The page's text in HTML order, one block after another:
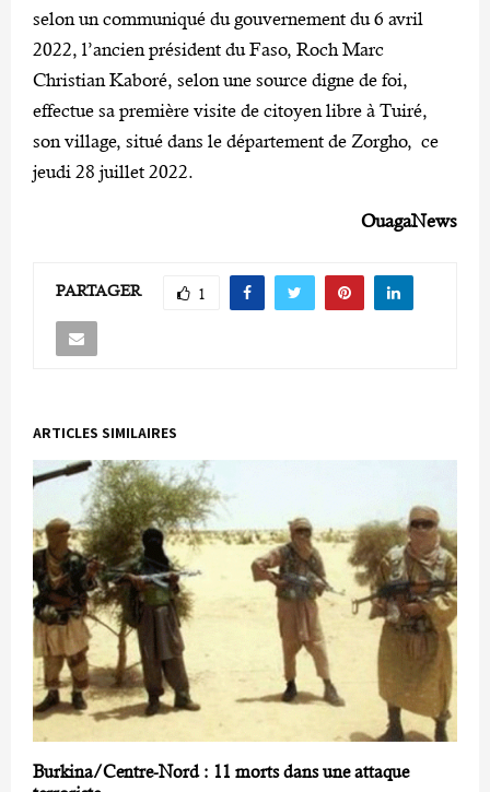
selon un communiqué du gouvernement du 6 avril
2022, l’ancien président du Faso, Roch Marc
Christian Kaboré, selon une source digne de foi,
effectue sa première visite de citoyen libre à Tuiré,
son village, situé dans le département de Zorgho, ce
jeudi 28 juillet 2022.
OuagaNews
PARTAGER 1
ARTICLES SIMILAIRES
Burkina/Centre-Nord : 11 morts dans une attaque